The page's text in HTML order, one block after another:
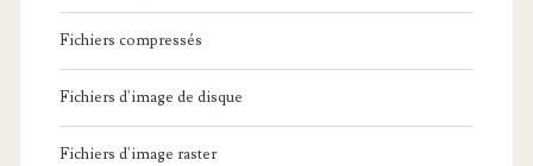
Fichiers compressés
Fichiers d'image de disque
Fichiers d'image raster